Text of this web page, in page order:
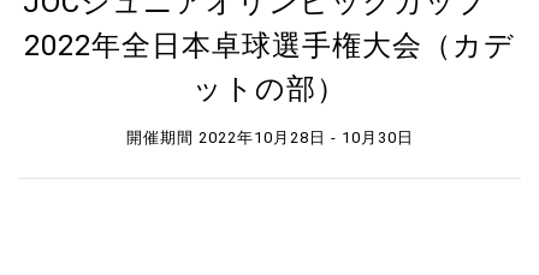
2022年全日本卓球選手権大会（カデ
ットの部）
開催期間 2022年10月28日 - 10月30日